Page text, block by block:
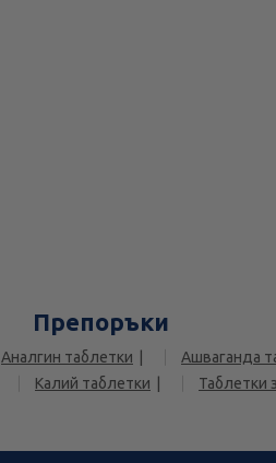
Препоръки
Аналгин таблетки Ашваганда
Калий таблетки Таблетки